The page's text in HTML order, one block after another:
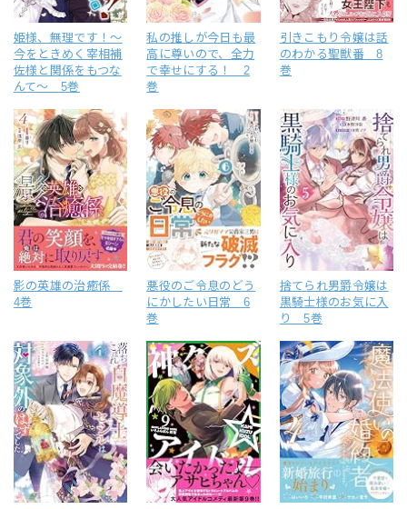
姫様、無理です！～
今をときめく宰相補
佐様と関係をもつな
んて～ 5巻
私の推しが今日も最
高に尊いので、全力
で幸せにする！ 2
巻
引きこもり令嬢は話
のわかる聖獣番 8
巻
影の英雄の治癒係
4巻
悪役のご令息のどう
にかしたい日常 6
巻
捨てられ男爵令嬢は
黒騎士様のお気に入
り 5巻